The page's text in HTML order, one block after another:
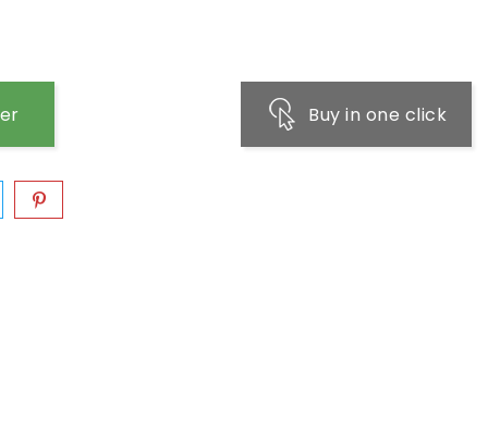
Buy in one click